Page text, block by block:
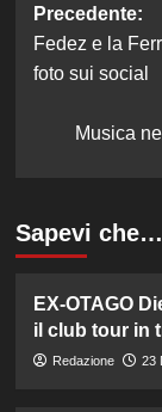
articolo
Precedente:
Fedez e la
foto sui social
Musica
Sapevi che…
EX-OTAGO
il club tour in
Redazione 23